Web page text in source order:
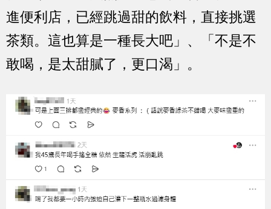
進便利店，已經跳過甜的飲料，直接挑選
茶類。這也算是一種長大吧」、「不是不
敢喝，是太甜膩了，更口渴」。